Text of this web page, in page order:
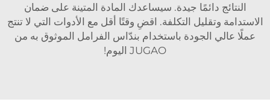
النتائج دائمًا جيدة. سيساعدك المادة المتينة على ضمان
الاستدامة وتقليل التكلفة. اقضِ وقتًا أقل مع الأدوات التي لا تنتج
عملًا عالي الجودة باستخدام بندّاس الفرامل الموثوق به من
JUGAO اليوم!